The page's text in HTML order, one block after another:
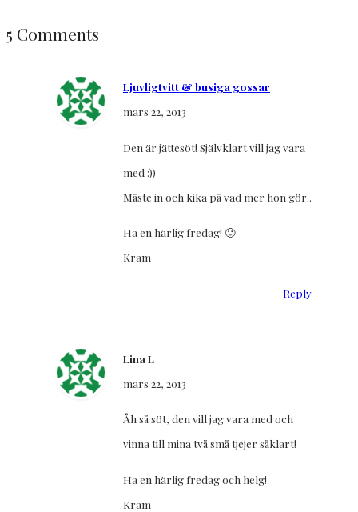
5 Comments
Ljuvligtvitt & busiga gossar
mars 22, 2013
Den är jättesöt! Självklart vill jag vara
med :))
Måste in och kika på vad mer hon gör..
Ha en härlig fredag! 🙂
Kram
Reply
Lina L
mars 22, 2013
Åh så söt, den vill jag vara med och
vinna till mina två små tjejer såklart!
Ha en härlig fredag och helg!
Kram